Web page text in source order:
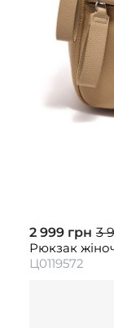
2 999 грн 3
Рюкзак
Ц0119572